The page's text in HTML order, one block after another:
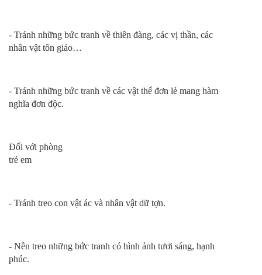
- Tránh những bức tranh về thiên đàng, các vị thần, các
nhân vật tôn giáo…
- Tránh những bức tranh về các vật thể đơn lẻ mang hàm
nghĩa đơn độc.
Đối với phòng
trẻ em
- Tránh treo con vật ác và nhân vật dữ tợn.
- Nên treo những bức tranh có hình ảnh tươi sáng, hạnh
phúc.